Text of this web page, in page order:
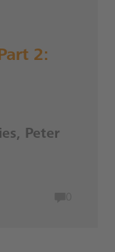
2:
Peter